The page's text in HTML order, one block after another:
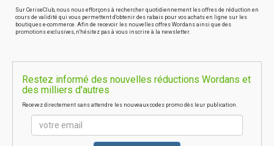
Sur CeriseClub, nous nous efforçons à rechercher quotidiennement les offres de réduction en
cours de validité qui vous permettent d'obtenir des rabais pour vos achats en ligne sur les
boutiques e-commerce. Afin de recevoir les nouvelles offres Wordans ainsi que des
promotions exclusives, n'hésitez pas à vous inscrire à la newsletter.
Restez informé des nouvelles réductions Wordans et
des milliers d'autres
Recevez directement sans attendre les nouveaux codes promo dès leur publication.